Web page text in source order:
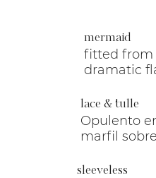
mermaid
fitted from
dramatic
lace & tulle
Opulento
marfil
sleeveless